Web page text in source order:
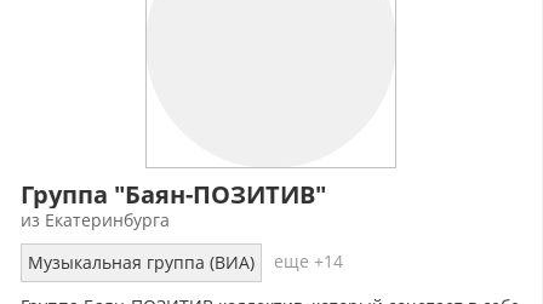
Группа "Баян-ПОЗИТИВ"
из Екатеринбурга
Музыкальная группа (ВИА)
еще +14